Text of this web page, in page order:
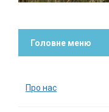
Головне меню
Про нас